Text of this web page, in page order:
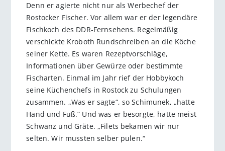
Denn er agierte nicht nur als Werbechef der
Rostocker Fischer. Vor allem war er der legendäre
Fischkoch des DDR-Fernsehens. Regelmäßig
verschickte Kroboth Rundschreiben an die Köche
seiner Kette. Es waren Rezeptvorschläge,
Informationen über Gewürze oder bestimmte
Fischarten. Einmal im Jahr rief der Hobbykoch
seine Küchenchefs in Rostock zu Schulungen
zusammen. „Was er sagte“, so Schimunek, „hatte
Hand und Fuß.“ Und was er besorgte, hatte meist
Schwanz und Gräte. „Filets bekamen wir nur
selten. Wir mussten selber pulen.“